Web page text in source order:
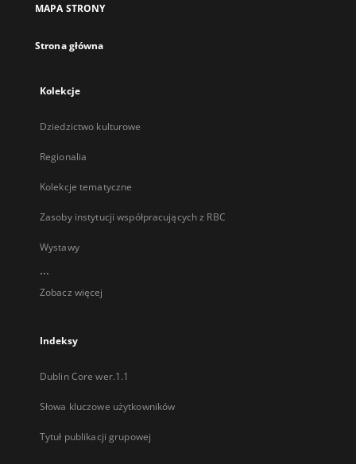
karcie
MAPA STRONY
Strona główna
Kolekcje
Dziedzictwo kulturowe
Regionalia
Kolekcje tematyczne
Zasoby instytucji współpracujących z RBC
Wystawy
...
Zobacz więcej
Indeksy
Dublin Core wer.1.1
Słowa kluczowe użytkowników
Tytuł publikacji grupowej